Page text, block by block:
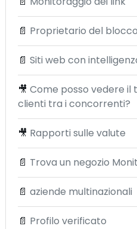
📄 Proprietario del
📄 Siti web con
🎥 Come posso vedere il
clienti tra i concorrenti?
🎥 Rapporti sulle valute
📄 Trova un negozio
📄 aziende multinazionali
📄 Profilo verificato